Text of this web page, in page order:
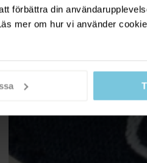
förbättra din
mer om hur vi använder